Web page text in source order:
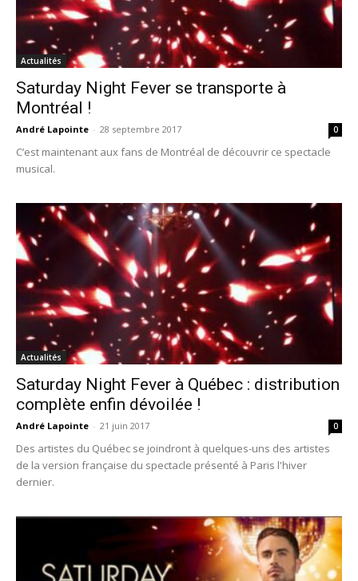
Actualités
Saturday Night Fever se transporte à
Montréal !
André Lapointe - 28 septembre 2017 0
C’est maintenant aux fans de Montréal de découvrir ce spectacle
musical.
Actualités
Saturday Night Fever à Québec : distribution
complète enfin dévoilée !
André Lapointe - 21 juin 2017 0
Des artistes du Québec se joindront à quelques-uns des artistes
de la version française du spectacle présenté à Paris l'hiver
dernier.